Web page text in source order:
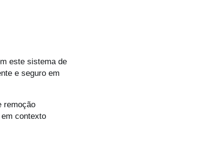
este sistema de
e seguro em
remoção
contexto